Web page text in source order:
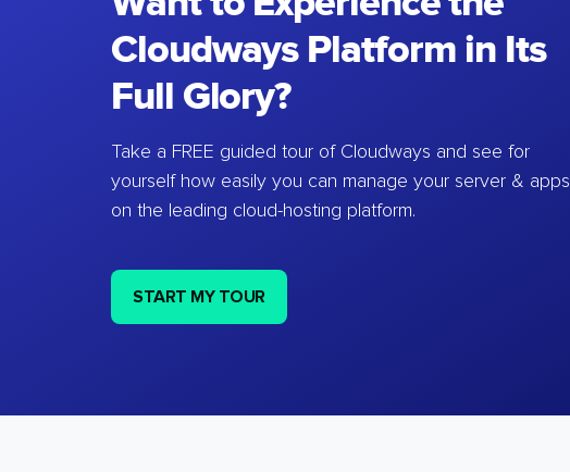
Cloudways Platform in Its
Full Glory?
Take a FREE guided tour of Cloudways and see for
yourself how easily you can manage your server & apps
on the leading cloud-hosting platform.
START MY TOUR